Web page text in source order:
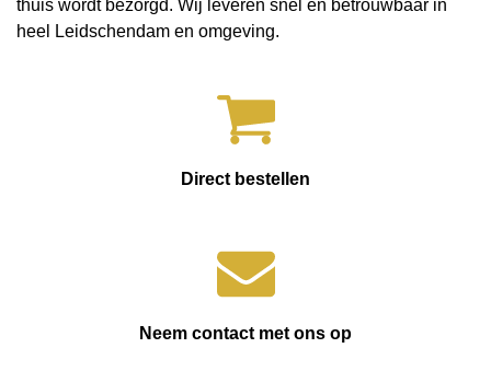
thuis wordt bezorgd. Wij leveren snel en betrouwbaar in
heel Leidschendam en omgeving.
Direct bestellen
Neem contact met ons op